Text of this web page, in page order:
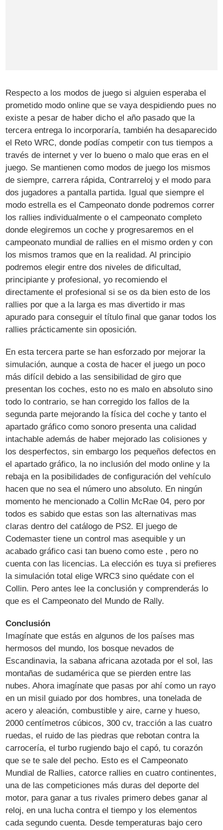
Respecto a los modos de juego si alguien esperaba el
prometido modo online que se vaya despidiendo pues no
existe a pesar de haber dicho el año pasado que la
tercera entrega lo incorporaría, también ha desaparecido
el Reto WRC, donde podías competir con tus tiempos a
través de internet y ver lo bueno o malo que eras en el
juego. Se mantienen como modos de juego los mismos
de siempre, carrera rápida, Contrarreloj y el modo para
dos jugadores a pantalla partida. Igual que siempre el
modo estrella es el Campeonato donde podremos correr
los rallies individualmente o el campeonato completo
donde elegiremos un coche y progresaremos en el
campeonato mundial de rallies en el mismo orden y con
los mismos tramos que en la realidad. Al principio
podremos elegir entre dos niveles de dificultad,
principiante y profesional, yo recomiendo el
directamente el profesional si se os da bien esto de los
rallies por que a la larga es mas divertido ir mas
apurado para conseguir el título final que ganar todos los
rallies prácticamente sin oposición.
En esta tercera parte se han esforzado por mejorar la
simulación, aunque a costa de hacer el juego un poco
más difícil debido a las sensibilidad de giro que
presentan los coches, esto no es malo en absoluto sino
todo lo contrario, se han corregido los fallos de la
segunda parte mejorando la física del coche y tanto el
apartado gráfico como sonoro presenta una calidad
intachable además de haber mejorado las colisiones y
los desperfectos, sin embargo los pequeños defectos en
el apartado gráfico, la no inclusión del modo online y la
rebaja en la posibilidades de configuración del vehículo
hacen que no sea el número uno absoluto. En ningún
momento he mencionado a Collin McRae 04, pero por
todos es sabido que estas son las alternativas mas
claras dentro del catálogo de PS2. El juego de
Codemaster tiene un control mas asequible y un
acabado gráfico casi tan bueno como este , pero no
cuenta con las licencias. La elección es tuya si prefieres
la simulación total elige WRC3 sino quédate con el
Collin. Pero antes lee la conclusión y comprenderás lo
que es el Campeonato del Mundo de Rally.
Conclusión
Imagínate que estás en algunos de los países mas
hermosos del mundo, los bosque nevados de
Escandinavia, la sabana africana azotada por el sol, las
montañas de sudamérica que se pierden entre las
nubes. Ahora imagínate que pasas por ahí como un rayo
en un misil guiado por dos hombres, una tonelada de
acero y aleación, combustible y aire, carne y hueso,
2000 centímetros cúbicos, 300 cv, tracción a las cuatro
ruedas, el ruido de las piedras que rebotan contra la
carrocería, el turbo rugiendo bajo el capó, tu corazón
que se te sale del pecho. Esto es el Campeonato
Mundial de Rallies, catorce rallies en cuatro continentes,
una de las competiciones más duras del deporte del
motor, para ganar a tus rivales primero debes ganar al
reloj, en una lucha contra el tiempo y los elementos
cada segundo cuenta. Desde temperaturas bajo cero